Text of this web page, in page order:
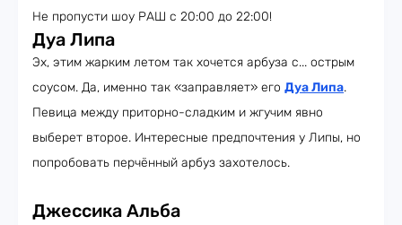
Не пропусти шоу РАШ с 20:00 до 22:00!
Дуа Липа
Эх, этим жарким летом так хочется арбуза с... острым
соусом. Да, именно так «заправляет» его Дуа Липа.
Певица между приторно-сладким и жгучим явно
выберет второе. Интересные предпочтения у Липы, но
попробовать перчённый арбуз захотелось.
Джессика Альба